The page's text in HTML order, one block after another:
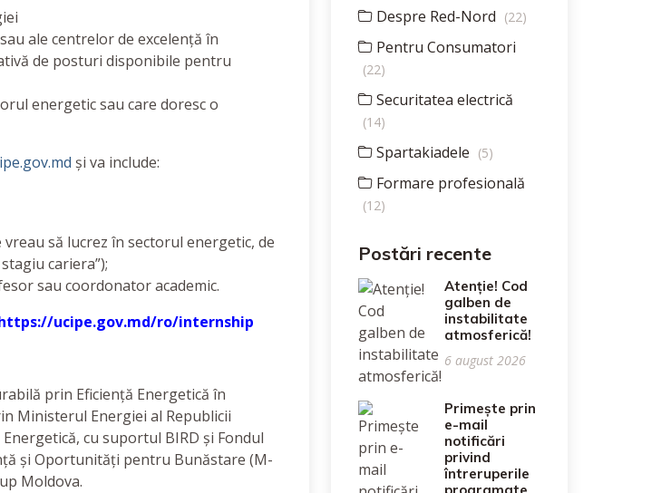
ale centrelor de excelență în
de posturi disponibile pentru
energetic sau care doresc o
și va include:
vreau să lucrez în sectorul energetic, de
cariera”);
sau coordonator academic.
ucipe.gov.md/ro/internship
prin Eficiență Energetică în
Ministerul Energiei al Republicii
cu suportul BIRD și Fondul
și Oportunități pentru Bunăstare (M-
Moldova.
Despre Red-Nord (22)
Pentru Consumatori
(22)
Securitatea electrică
(14)
Spartakiadele (5)
Formare profesională
(12)
Postări recente
Atenție! Cod
galben de
instabilitate
atmosferică!
6 august 2026
Primește prin
e-mail
notificări
privind
întreruperile